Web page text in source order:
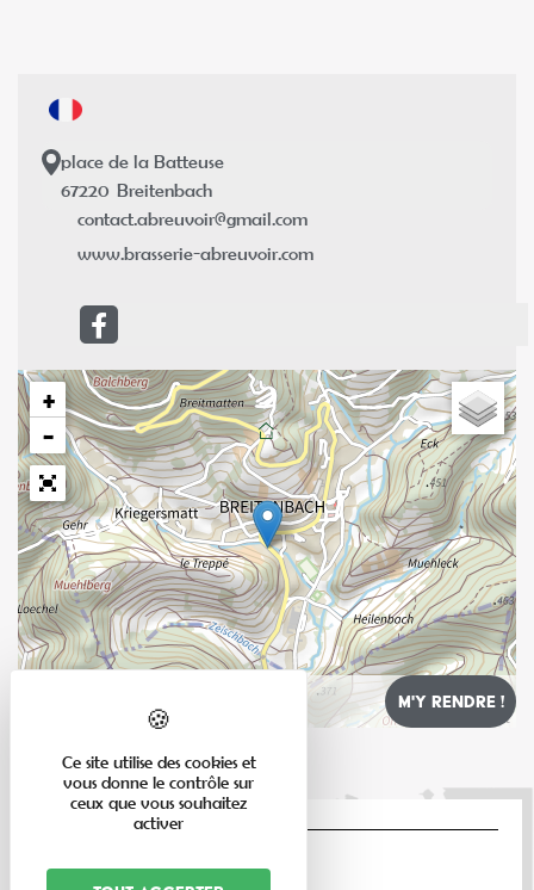
place de la Batteuse
67220 Breitenbach
contact.abreuvoir@gmail.com
www.brasserie-abreuvoir.com
+
−
Leaflet
Ce site utilise des cookies et
vous donne le contrôle sur
ceux que vous souhaitez
activer